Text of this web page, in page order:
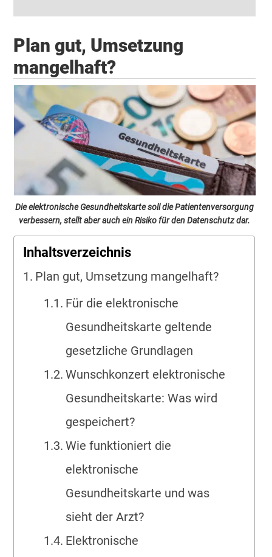
Plan gut, Umsetzung
mangelhaft?
Die elektronische Gesundheitskarte soll die Patientenversorgung
verbessern, stellt aber auch ein Risiko für den Datenschutz dar.
Inhaltsverzeichnis
Plan gut, Umsetzung mangelhaft?
Für die elektronische
Gesundheitskarte geltende
gesetzliche Grundlagen
Wunschkonzert elektronische
Gesundheitskarte: Was wird
gespeichert?
Wie funktioniert die
elektronische
Gesundheitskarte und was
sieht der Arzt?
Elektronische